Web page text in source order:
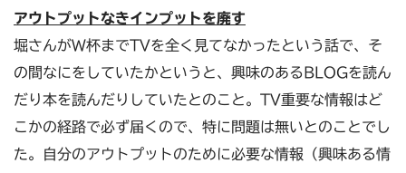
アウトプットなきインプットを廃す
堀さんがW杯までTVを全く見てなかったという話で、そ
の間なにをしていたかというと、興味のあるBLOGを読ん
だり本を読んだりしていたとのこと。TV重要な情報はど
こかの経路で必ず届くので、特に問題は無いとのことでし
た。自分のアウトプットのために必要な情報（興味ある情